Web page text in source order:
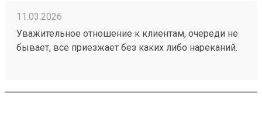
11.03.2026
Уважительное отношение к клиентам, очереди не
бывает, все приезжает без каких либо нареканий.
Заказ 260192175